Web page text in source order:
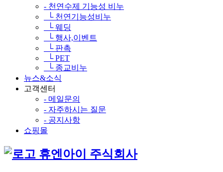
- 천연수제 기능성 비누
└ 천연기능성비누
└ 웨딩
└ 행사,이벤트
└ 판촉
└ PET
└ 종교비누
뉴스&소식
고객센터
- 메일문의
- 자주하시는 질문
- 공지사항
쇼핑몰
휴엔아이 주식회사